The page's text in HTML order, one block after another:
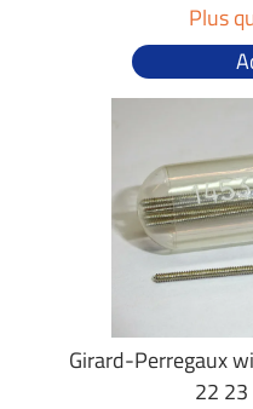
Plus
Girard-Perregaux
22